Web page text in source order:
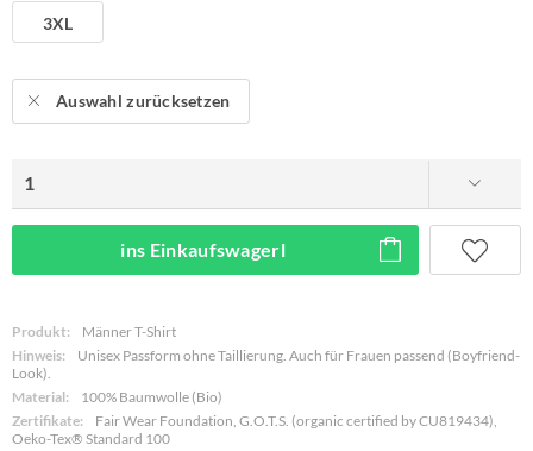
3XL
Auswahl zurücksetzen
ins Einkaufswagerl
Produkt:
Männer T-Shirt
Hinweis:
Unisex Passform ohne Taillierung. Auch für Frauen passend (Boyfriend-
Look).
Material:
100% Baumwolle (Bio)
Zertifikate:
Fair Wear Foundation, G.O.T.S. (organic certified by CU819434),
Oeko-Tex® Standard 100